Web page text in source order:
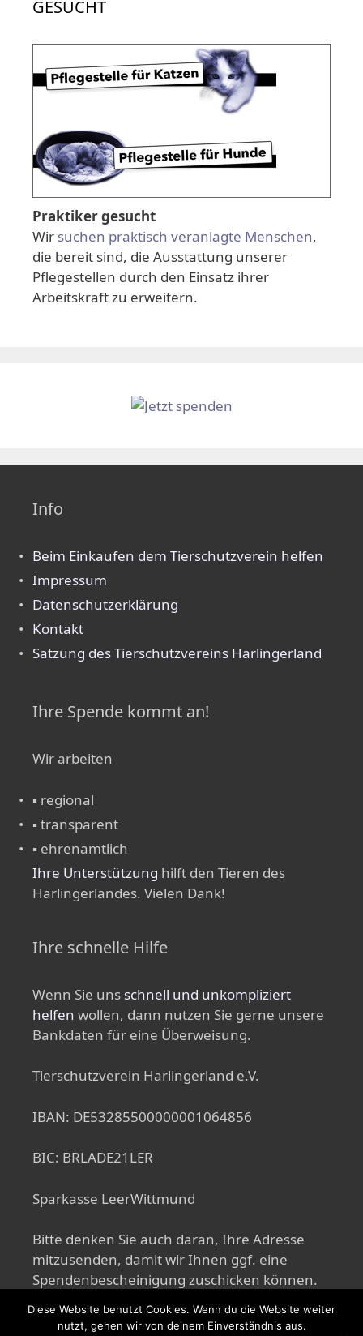
GESUCHT
Praktiker gesucht
Wir suchen praktisch veranlagte Menschen,
die bereit sind, die Ausstattung unserer
Pflegestellen durch den Einsatz ihrer
Arbeitskraft zu erweitern.
Info
Beim Einkaufen dem Tierschutzverein helfen
Impressum
Datenschutzerklärung
Kontakt
Satzung des Tierschutzvereins Harlingerland
Ihre Spende kommt an!
Wir arbeiten
▪ regional
▪ transparent
▪ ehrenamtlich
Ihre Unterstützung hilft den Tieren des
Harlingerlandes. Vielen Dank!
Ihre schnelle Hilfe
Wenn Sie uns schnell und unkompliziert
helfen wollen, dann nutzen Sie gerne unsere
Bankdaten für eine Überweisung.
Tierschutzverein Harlingerland e.V.
IBAN: DE53285500000001064856
BIC: BRLADE21LER
Sparkasse LeerWittmund
Bitte denken Sie auch daran, Ihre Adresse
mitzusenden, damit wir Ihnen ggf. eine
Spendenbescheinigung zuschicken können.
Diese Website benutzt Cookies. Wenn du die Website weiter
nutzt, gehen wir von deinem Einverständnis aus.